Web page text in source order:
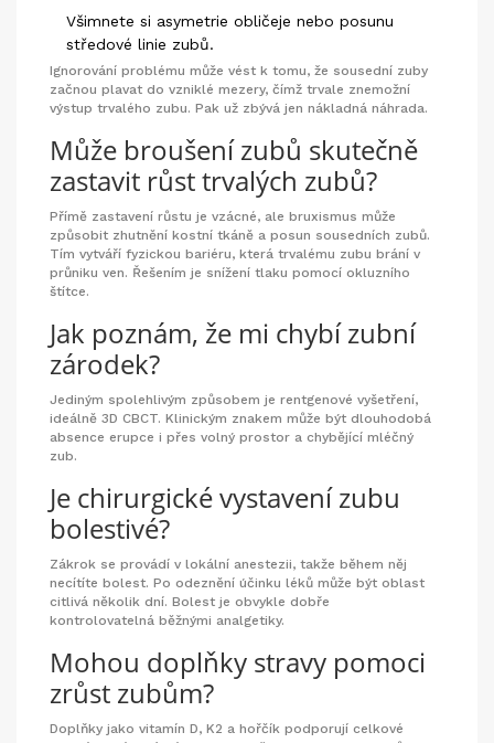
Všimnete si asymetrie obličeje nebo posunu
středové linie zubů.
Ignorování problému může vést k tomu, že sousední zuby
začnou plavat do vzniklé mezery, čímž trvale znemožní
výstup trvalého zubu. Pak už zbývá jen nákladná náhrada.
Může broušení zubů skutečně
zastavit růst trvalých zubů?
Přímě zastavení růstu je vzácné, ale bruxismus může
způsobit zhutnění kostní tkáně a posun sousedních zubů.
Tím vytváří fyzickou bariéru, která trvalému zubu brání v
průniku ven. Řešením je snížení tlaku pomocí okluzního
štítce.
Jak poznám, že mi chybí zubní
zárodek?
Jediným spolehlivým způsobem je rentgenové vyšetření,
ideálně 3D CBCT. Klinickým znakem může být dlouhodobá
absence erupce i přes volný prostor a chybějící mléčný
zub.
Je chirurgické vystavení zubu
bolestivé?
Zákrok se provádí v lokální anestezii, takže během něj
necítíte bolest. Po odeznění účinku léků může být oblast
citlivá několik dní. Bolest je obvykle dobře
kontrolovatelná běžnými analgetiky.
Mohou doplňky stravy pomoci
zrůst zubům?
Doplňky jako vitamín D, K2 a hořčík podporují celkové